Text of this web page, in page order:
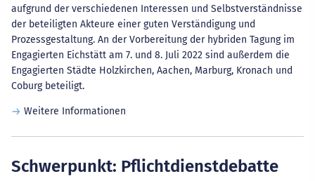
aufgrund der verschiedenen Interessen und Selbstverständnisse
der beteiligten Akteure einer guten Verständigung und
Prozessgestaltung. An der Vorbereitung der hybriden Tagung im
Engagierten Eichstätt am 7. und 8. Juli 2022 sind außerdem die
Engagierten Städte Holzkirchen, Aachen, Marburg, Kronach und
Coburg beteiligt.
Weitere Informationen
Schwerpunkt: Pflichtdienstdebatte